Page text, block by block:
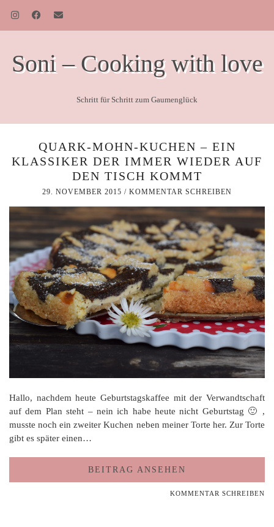
Soni – Cooking with love
Schritt für Schritt zum Gaumenglück
QUARK-MOHN-KUCHEN – EIN
KLASSIKER DER IMMER WIEDER AUF
DEN TISCH KOMMT
29. NOVEMBER 2015 / KOMMENTAR SCHREIBEN
Hallo, nachdem heute Geburtstagskaffee mit der Verwandtschaft
auf dem Plan steht – nein ich habe heute nicht Geburtstag 🙂 ,
musste noch ein zweiter Kuchen neben meiner Torte her. Zur Torte
gibt es später einen…
BEITRAG ANSEHEN
KOMMENTAR SCHREIBEN